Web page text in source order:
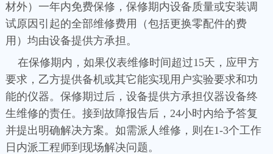
材外）一年内免费保修，保修期内设备质量或安装调
试原因引起的全部维修费用（包括更换零配件的费
用）均由设备提供方承担。
在保修期内，如果仪表维修时间超过15天，应甲方
要求，乙方提供备机或其它能实现用户实验要求和功
能的仪器。保修期过后，设备提供方承担仪器设备终
生维修的责任。接到故障报告后，24小时内给予答复
并提出明确解决方案。如需派人维修，则在1-3个工作
日内派工程师到现场解决问题。